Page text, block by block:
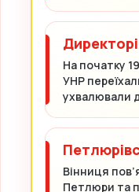
На початку
УНР
ухвалювали
Вінниця
Петлюри та